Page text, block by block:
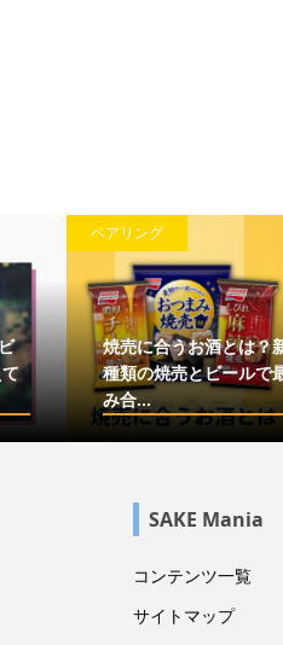
ペアリング
焼売に合うお酒とは？
種類の焼売とビールで
み合...
SAKE Mania
コンテンツ一覧
サイトマップ